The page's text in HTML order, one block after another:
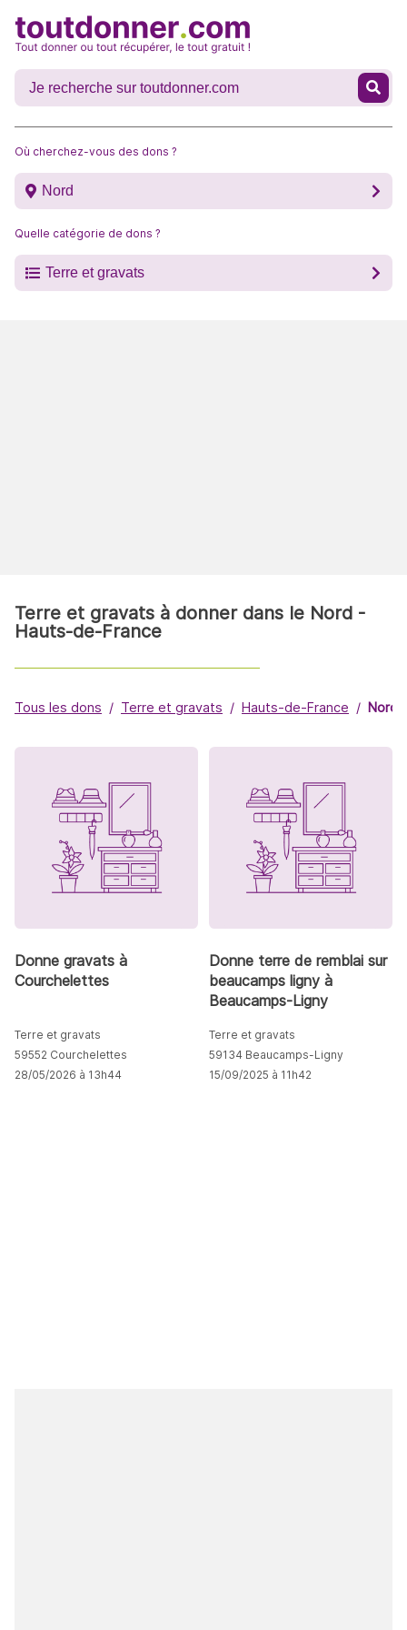
Où cherchez-vous des dons ?
Nord
Quelle catégorie de dons ?
Terre et gravats
Terre et gravats à donner dans le Nord -
Hauts-de-France
Tous les dons Terre et gravats Hauts-de-France Nord
Donne gravats à
Courchelettes
Terre et gravats
59552 Courchelettes
28/05/2026 à 13h44
Donne terre de remblai sur
beaucamps ligny à
Beaucamps-Ligny
Terre et gravats
59134 Beaucamps-Ligny
15/09/2025 à 11h42